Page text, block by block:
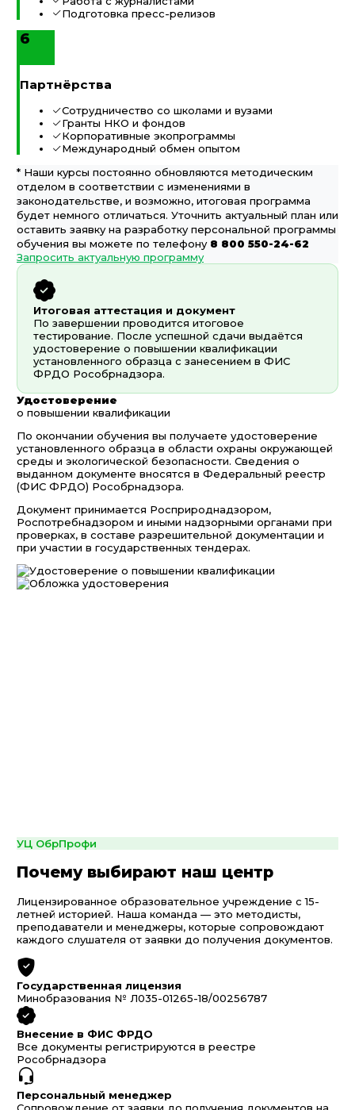
Подготовка пресс-релизов
6
Партнёрства
Сотрудничество со школами и вузами
Гранты НКО и фондов
Корпоративные экопрограммы
Международный обмен опытом
* Наши курсы постоянно обновляются методическим
отделом в соответствии с изменениями в
законодательстве, и возможно, итоговая программа
будет немного отличаться. Уточнить актуальный план или
оставить заявку на разработку персональной программы
обучения вы можете по телефону 8 800 550-24-62
Запросить актуальную программу
Итоговая аттестация и документ
По завершении проводится итоговое
тестирование. После успешной сдачи выдаётся
удостоверение о повышении квалификации
установленного образца с занесением в ФИС
ФРДО Рособрнадзора.
Удостоверение
о повышении квалификации
По окончании обучения вы получаете удостоверение
установленного образца в области охраны окружающей
среды и экологической безопасности. Сведения о
выданном документе вносятся в Федеральный реестр
(ФИС ФРДО) Рособрнадзора.
Документ принимается Росприроднадзором,
Роспотребнадзором и иными надзорными органами при
проверках, в составе разрешительной документации и
при участии в государственных тендерах.
УЦ ОбрПрофи
Почему выбирают наш центр
Лицензированное образовательное учреждение с 15-
летней историей. Наша команда — это методисты,
преподаватели и менеджеры, которые сопровождают
каждого слушателя от заявки до получения документов.
Государственная лицензия
Минобразования № Л035-01265-18/00256787
Внесение в ФИС ФРДО
Все документы регистрируются в реестре
Рособрнадзора
Персональный менеджер
Сопровождение от заявки до получения документов на